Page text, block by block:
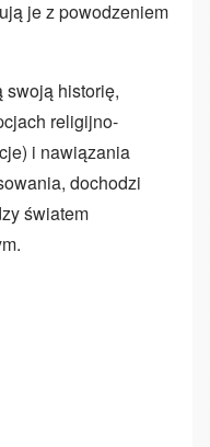
je z powodzeniem
swoją historię,
religijno-
i nawiązania
dochodzi
światem